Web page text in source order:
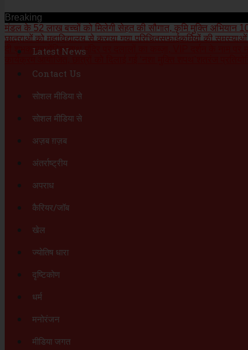
Breaking
मंडल के 52 लाख बच्चों को मिलेगी सेहत की सौगात, कृमि मुक्ति अभियान
छात्राओं को महाविद्यालय से कराया गया परिचितसफाईकर्मियों की
दी शुभकामनायेंविश्वनाथ मंदिर पर दलालों का कब्ज़ा, VIP दर्शन के नाम पर
Latest News
Contact Us
सोशल मीडिया से
सोशल मीडिया से
अज़ब ग़ज़ब
अंतर्राष्ट्रीय
अपराध
कैरियर/जॉब
खेल
ज्योतिष धारा
दृष्टिकोण
धर्म
मनोरंजन
मीडिया जगत